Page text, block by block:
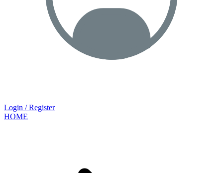
Login / Register
HOME